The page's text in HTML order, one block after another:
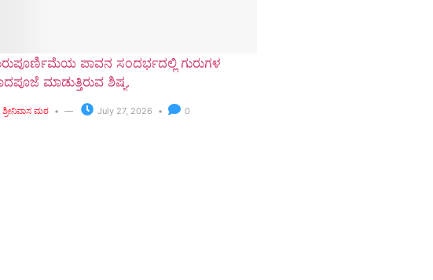
ಪಾವನ ಸಂದರ್ಭದಲ್ಲಿ ಗುರುಗಳ
ಮಾಡುತ್ತಿರುವ ಶಿಷ್ಯ.
ಶ್ರೀನಿವಾಸ ಮಠ July 27, 2026 0